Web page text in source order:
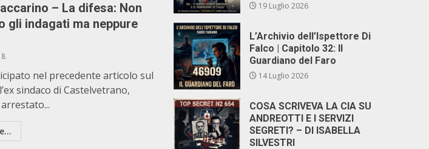
– La difesa: Non
gli indagati ma neppure
8
nel precedente articolo sul
sindaco di Castelvetrano,
19 Luglio 2026
L’Archivio dell’Ispettore Di
Falco | Capitolo 32: Il
Guardiano del Faro
14 Luglio 2026
COSA SCRIVEVA LA CIA SU
ANDREOTTI E I SERVIZI
SEGRETI? – DI ISABELLA
SILVESTRI